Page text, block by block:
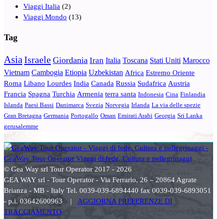
Viaggi Italia (2)
Viaggi Mondo (13)
Tag
Asia Israele Giordania Iran Italia Toscana Stati Uniti Marocco
Vietnam Cambogia Etiopia Uzbekistan Africa Estremo Oriente
Roma Libano Lourdes India Canada Russia Sudafrica Austria
Francia Spagna Turchia Armenia terra santa Indonesia Cina Finlandia
Islanda Paesi Bassi Danimarca Svezia Norvegia Irlanda La via delle spezie
Gran Bretagna Germania Portogallo Oman Emirati Arabi Georgia Sri Lanka
gerusalemme
© Gea Way srl Tour Operator 2017 - 2026
GEA WAY srl - Tour Operator - Via Ferrario, 26 – 20864 Agrate
Brianza - MB - Italy Tel. 0039-039-6894440 fax 0039-039-6893051
- p.i. 03642600963 | AGGIORNA PREFERENZE DI
TRACCIAMENTO